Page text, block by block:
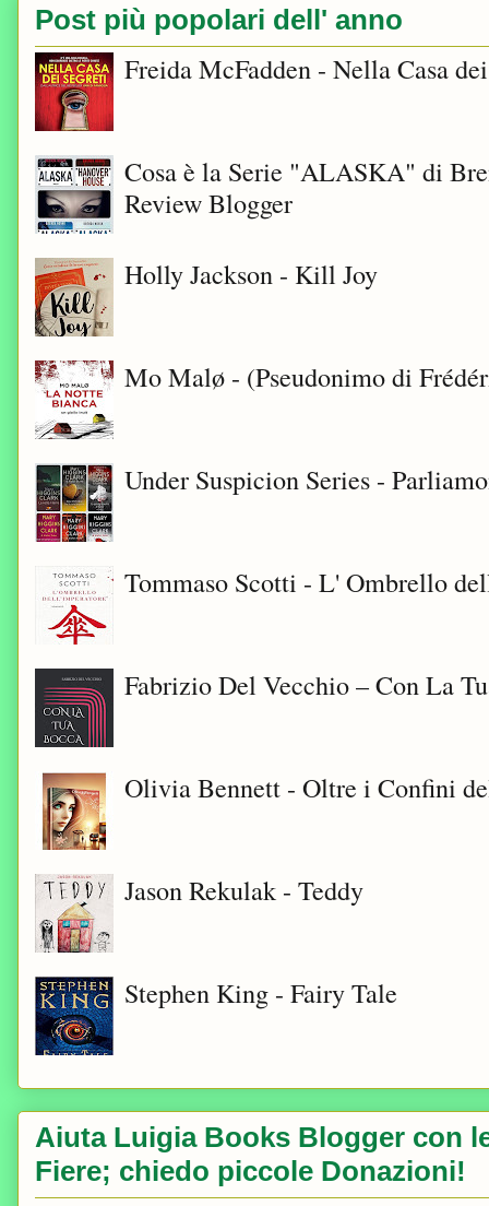
Post più popolari dell' anno
Freida McFadden - Nella Casa
Cosa è la Serie "ALASKA" di
Review Blogger
Holly Jackson - Kill Joy
Mo Malø - (Pseudonimo di
Under Suspicion Series -
Tommaso Scotti - L' Ombrello
Fabrizio Del Vecchio – Con La
Olivia Bennett - Oltre i Confini
Jason Rekulak - Teddy
Stephen King - Fairy Tale
Aiuta Luigia Books Blogger con
Fiere; chiedo piccole Donazioni!